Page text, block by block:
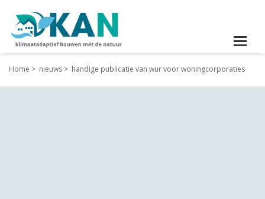
Home nieuws handige publicatie van wur voor woningcorporaties